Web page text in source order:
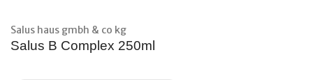
Salus haus gmbh & co kg
Salus B Complex 250ml